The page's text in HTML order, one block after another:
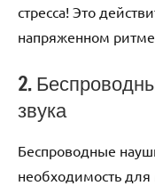
стресса! Это
напряженном
2.
звука
Беспроводные
необходимость